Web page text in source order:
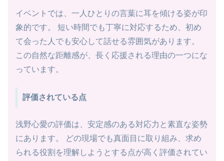
イベントでは、一人ひとりの言葉に耳を傾ける姿が印
象的です。 短い時間でも丁寧に対応するため、初め
て会った人でも安心して話せる雰囲気があります。
この自然な距離感が、長く応援される理由の一つにな
っています。
評価されている点
浅野心愛の評価は、安定感のある対応力と素直な姿勢
にあります。 どの現場でも真面目に取り組み、求め
られる役割を理解しようとする点が高く評価されてい